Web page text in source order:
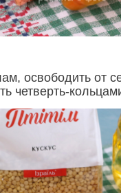
освободить от
четверть-